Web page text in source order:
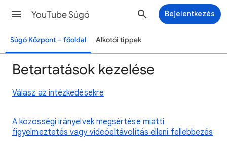
YouTube Súgó Bejelentkezés
Súgó Központ – főoldal Alkotói tippek
Betartatások kezelése
Válasz az intézkedésekre
A közösségi irányelvek megsértése miatti
figyelmeztetés vagy videóeltávolítás elleni fellebbezés